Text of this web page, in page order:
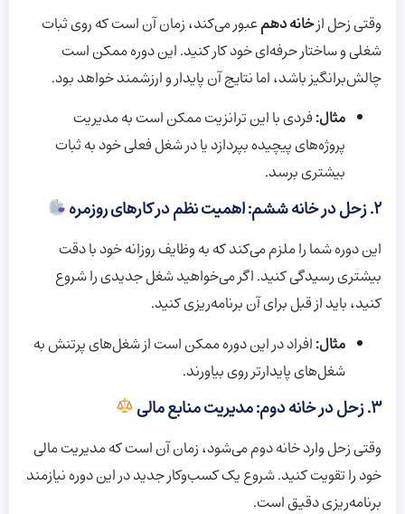
وقتی زحل ازخانه دهمعبور می‌کند، زمان آن است که روی ثبات
شغلی و ساختار حرفه‌ای خود کار کنید. این دوره ممکن است
چالش‌برانگیز باشد، اما نتایج آن پایدار و ارزشمند خواهد بود.
مثال:فردی با این ترانزیت ممکن است به مدیریت
پروژه‌های پیچیده بپردازد یا در شغل فعلی خود به ثبات
بیشتری برسد.
۲. زحل در خانه ششم: اهمیت نظم در کارهای روزمره
این دوره شما را ملزم می‌کند که به وظایف روزانه خود با دقت
بیشتری رسیدگی کنید. اگر می‌خواهید شغل جدیدی را شروع
کنید، باید از قبل برای آن برنامه‌ریزی کنید.
مثال:افراد در این دوره ممکن است از شغل‌های پرتنش به
شغل‌های پایدارتر روی بیاورند.
۳. زحل در خانه دوم: مدیریت منابع مالی
وقتی زحل وارد خانه دوم می‌شود، زمان آن است که مدیریت مالی
خود را تقویت کنید. شروع یک کسب‌وکار جدید در این دوره نیازمند
برنامه‌ریزی دقیق است.